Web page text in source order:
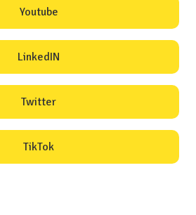
Youtube
LinkedIN
Twitter
TikTok